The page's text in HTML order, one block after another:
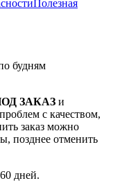
Полезная
будням
ЗАКАЗ и
с качеством,
заказ можно
позднее отменить
дней.